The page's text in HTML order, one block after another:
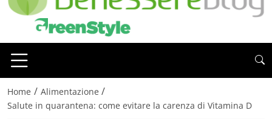
Home / Alimentazione /
Salute in quarantena: come evitare la carenza di Vitamina D